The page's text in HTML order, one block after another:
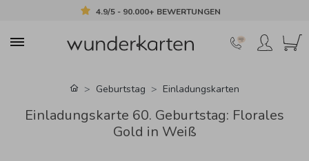
4.9/5 - 90.000+ BEWERTUNGEN
Geburtstag Einladungskarten
Einladungskarte 60. Geburtstag: Florales
Gold in Weiß